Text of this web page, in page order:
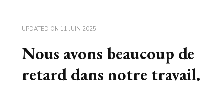
UPDATED ON 11 JUIN 2025
Nous avons beaucoup de
retard dans notre travail.